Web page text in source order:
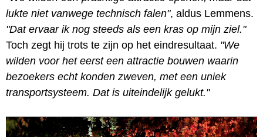
lukte niet vanwege technisch falen", aldus Lemmens.
"Dat ervaar ik nog steeds als een kras op mijn ziel."
Toch zegt hij trots te zijn op het eindresultaat. "We
wilden voor het eerst een attractie bouwen waarin
bezoekers echt konden zweven, met een uniek
transportsysteem. Dat is uiteindelijk gelukt."